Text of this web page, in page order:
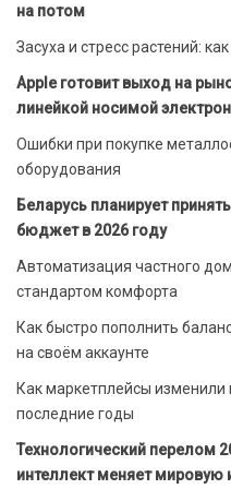
на потом
Засуха и стресс растений:
Apple готовит выход на
линейкой носимой
Ошибки при покупке
оборудования
Беларусь планирует
бюджет в 2026 году
Автоматизация частного
стандартом комфорта
Как быстро пополнить
на своём аккаунте
Как маркетплейсы изменили
последние годы
Технологический перелом
интеллект меняет мировую